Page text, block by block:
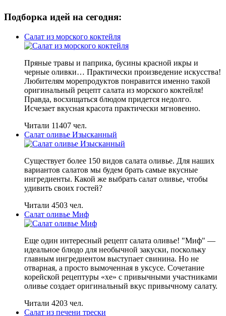
Подборка идей на сегодня:
Салат из морского коктейля
Пряные травы и паприка, бусины красной икры и
черные оливки… Практически произведение искусства!
Любителям морепродуктов понравится именно такой
оригинальный рецепт салата из морского коктейля!
Правда, восхищаться блюдом придется недолго.
Исчезает вкусная красота практически мгновенно.
Читали 11407 чел.
Салат оливье Изысканный
Существует более 150 видов салата оливье. Для наших
вариантов салатов мы будем брать самые вкусные
ингредиенты. Какой же выбрать салат оливье, чтобы
удивить своих гостей?
Читали 4503 чел.
Салат оливье Миф
Еще один интересный рецепт салата оливье! "Миф" —
идеальное блюдо для необычной закуски, поскольку
главным ингредиентом выступает свинина. Но не
отварная, а просто вымоченная в уксусе. Сочетание
корейской рецептуры «хе» с привычными участниками
оливье создает оригинальный вкус привычному салату.
Читали 4203 чел.
Салат из печени трески